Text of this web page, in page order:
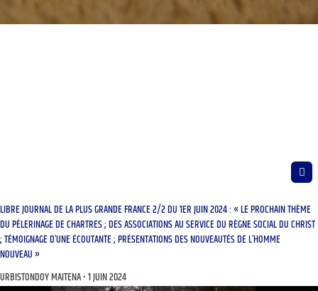
LIBRE JOURNAL DE LA PLUS GRANDE FRANCE 2/2 DU 1ER JUIN 2024 : « LE PROCHAIN THÈME
DU PÈLERINAGE DE CHARTRES ; DES ASSOCIATIONS AU SERVICE DU RÈGNE SOCIAL DU CHRIST
; TÉMOIGNAGE D’UNE ÉCOUTANTE ; PRÉSENTATIONS DES NOUVEAUTÉS DE L’HOMME
NOUVEAU »
URBISTONDOY MAITENA 1 JUIN 2024